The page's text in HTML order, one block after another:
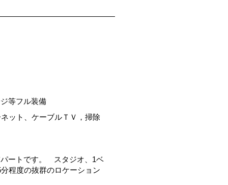
等フル装備
ット、ケーブルＴＶ，掃除
ートです。 スタジオ、1ベ
程度の抜群のロケーション